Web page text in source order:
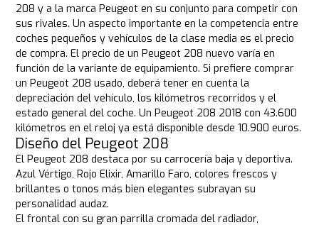
208 y a la marca Peugeot en su conjunto para competir con
sus rivales. Un aspecto importante en la competencia entre
coches pequeños y vehículos de la clase media es el precio
de compra. El precio de un Peugeot 208 nuevo varía en
función de la variante de equipamiento. Si prefiere comprar
un Peugeot 208 usado, deberá tener en cuenta la
depreciación del vehículo, los kilómetros recorridos y el
estado general del coche. Un Peugeot 208 2018 con 43.600
kilómetros en el reloj ya está disponible desde 10.900 euros.
Diseño del Peugeot 208
El Peugeot 208 destaca por su carrocería baja y deportiva.
Azul Vértigo, Rojo Elixir, Amarillo Faro, colores frescos y
brillantes o tonos más bien elegantes subrayan su
personalidad audaz.
El frontal con su gran parrilla cromada del radiador,